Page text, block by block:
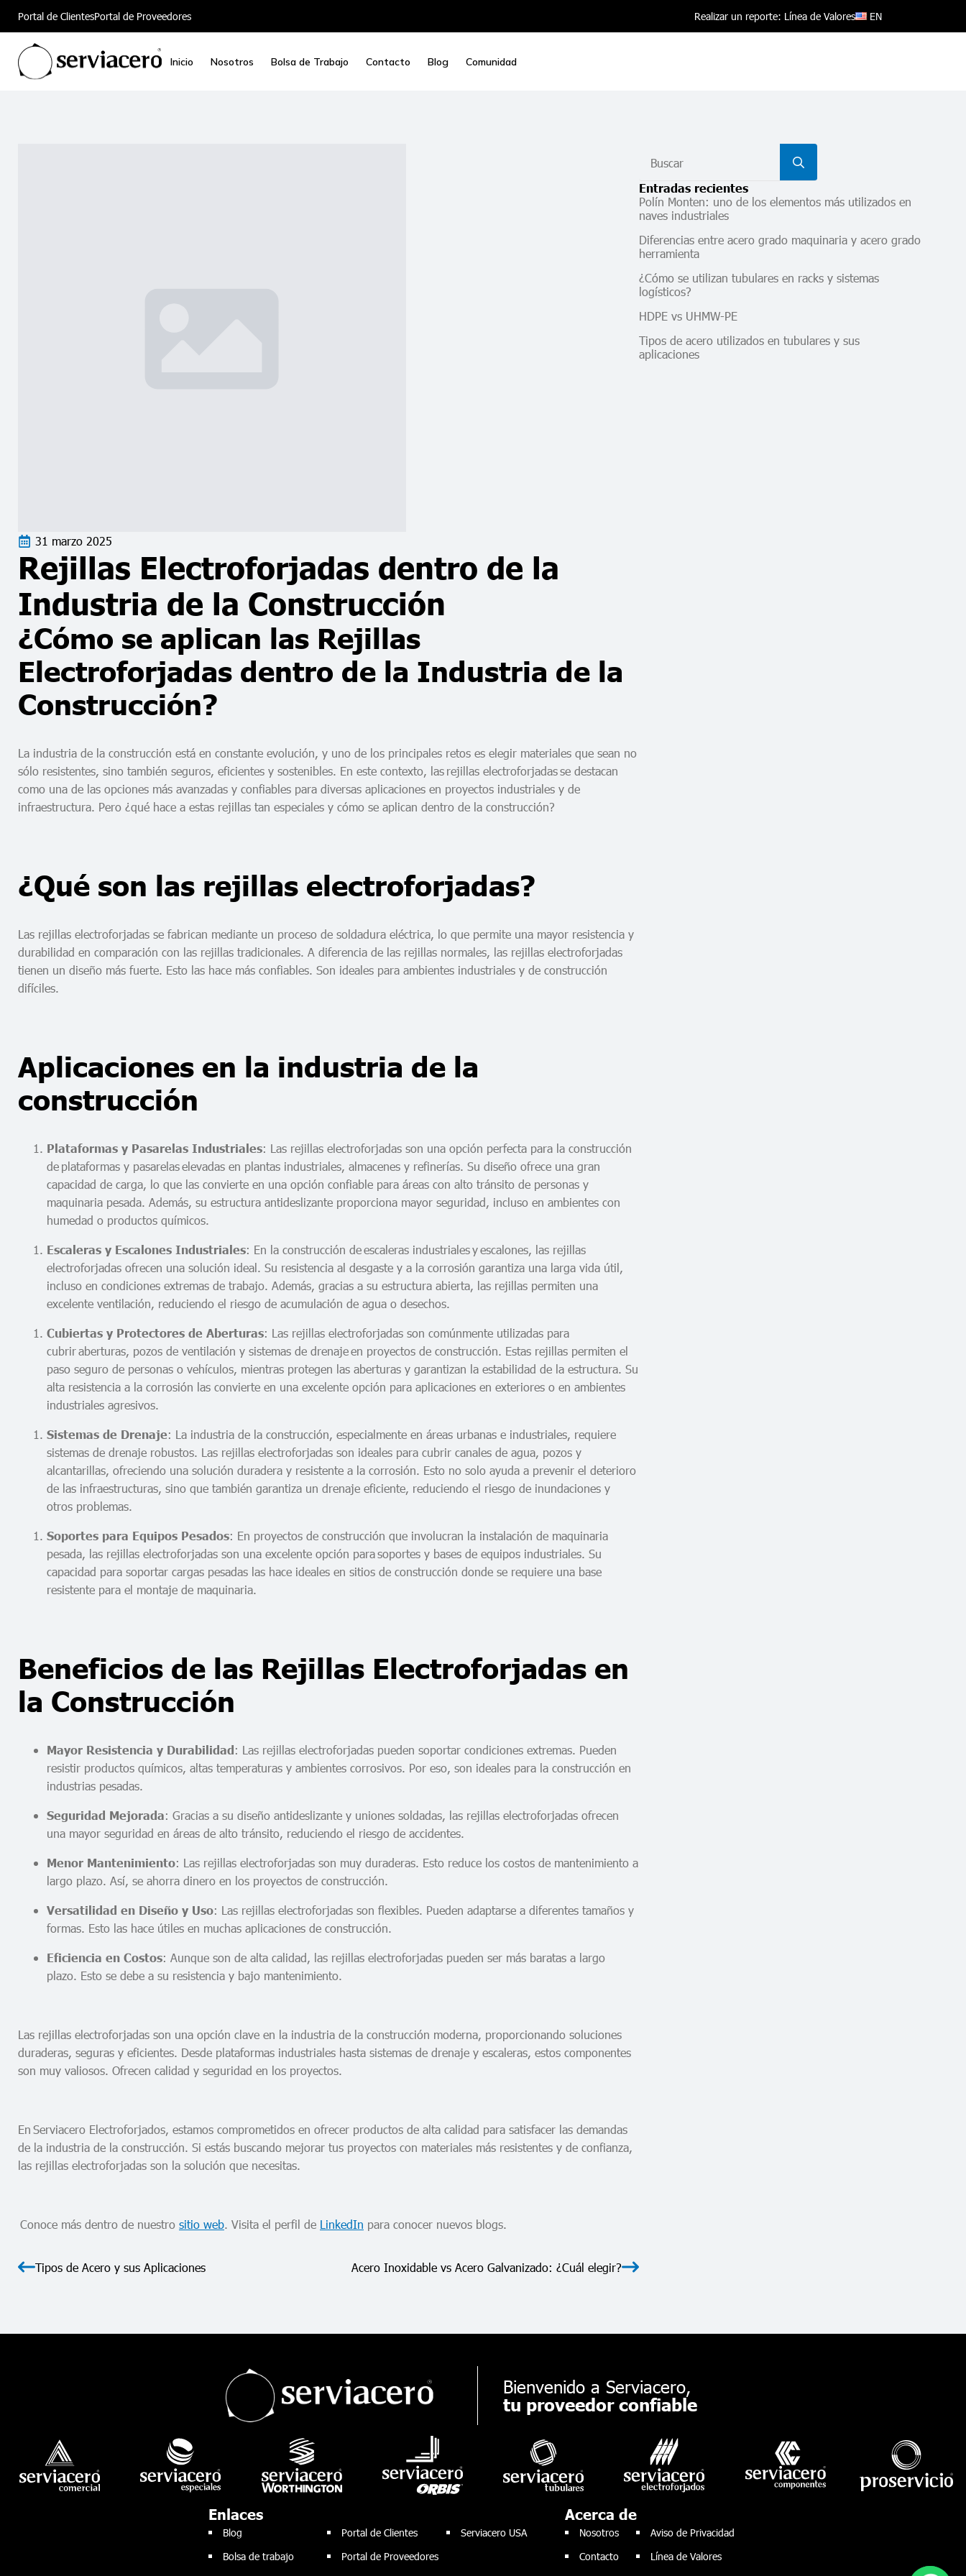
Portal de ClientesPortal de Proveedores Realizar un reporte: Línea de Valores EN
Inicio Nosotros Bolsa de Trabajo Contacto Blog Comunidad
31 marzo 2025
Rejillas Electroforjadas dentro de la
Industria de la Construcción
¿Cómo se aplican las Rejillas
Electroforjadas dentro de la Industria de la
Construcción?
La industria de la construcción está en constante evolución, y uno de los principales retos es elegir materiales que sean no
sólo resistentes, sino también seguros, eficientes y sostenibles. En este contexto, las rejillas electroforjadas se destacan
como una de las opciones más avanzadas y confiables para diversas aplicaciones en proyectos industriales y de
infraestructura. Pero ¿qué hace a estas rejillas tan especiales y cómo se aplican dentro de la construcción?
¿Qué son las rejillas electroforjadas?
Las rejillas electroforjadas se fabrican mediante un proceso de soldadura eléctrica, lo que permite una mayor resistencia y
durabilidad en comparación con las rejillas tradicionales. A diferencia de las rejillas normales, las rejillas electroforjadas
tienen un diseño más fuerte. Esto las hace más confiables. Son ideales para ambientes industriales y de construcción
difíciles.
Aplicaciones en la industria de la
construcción
Plataformas y Pasarelas Industriales: Las rejillas electroforjadas son una opción perfecta para la construcción
de plataformas y pasarelas elevadas en plantas industriales, almacenes y refinerías. Su diseño ofrece una gran
capacidad de carga, lo que las convierte en una opción confiable para áreas con alto tránsito de personas y
maquinaria pesada. Además, su estructura antideslizante proporciona mayor seguridad, incluso en ambientes con
humedad o productos químicos.
Escaleras y Escalones Industriales: En la construcción de escaleras industriales y escalones, las rejillas
electroforjadas ofrecen una solución ideal. Su resistencia al desgaste y a la corrosión garantiza una larga vida útil,
incluso en condiciones extremas de trabajo. Además, gracias a su estructura abierta, las rejillas permiten una
excelente ventilación, reduciendo el riesgo de acumulación de agua o desechos.
Cubiertas y Protectores de Aberturas: Las rejillas electroforjadas son comúnmente utilizadas para
cubrir aberturas, pozos de ventilación y sistemas de drenaje en proyectos de construcción. Estas rejillas permiten el
paso seguro de personas o vehículos, mientras protegen las aberturas y garantizan la estabilidad de la estructura. Su
alta resistencia a la corrosión las convierte en una excelente opción para aplicaciones en exteriores o en ambientes
industriales agresivos.
Sistemas de Drenaje: La industria de la construcción, especialmente en áreas urbanas e industriales, requiere
sistemas de drenaje robustos. Las rejillas electroforjadas son ideales para cubrir canales de agua, pozos y
alcantarillas, ofreciendo una solución duradera y resistente a la corrosión. Esto no solo ayuda a prevenir el deterioro
de las infraestructuras, sino que también garantiza un drenaje eficiente, reduciendo el riesgo de inundaciones y
otros problemas.
Soportes para Equipos Pesados: En proyectos de construcción que involucran la instalación de maquinaria
pesada, las rejillas electroforjadas son una excelente opción para soportes y bases de equipos industriales. Su
capacidad para soportar cargas pesadas las hace ideales en sitios de construcción donde se requiere una base
resistente para el montaje de maquinaria.
Beneficios de las Rejillas Electroforjadas en
la Construcción
Mayor Resistencia y Durabilidad: Las rejillas electroforjadas pueden soportar condiciones extremas. Pueden
resistir productos químicos, altas temperaturas y ambientes corrosivos. Por eso, son ideales para la construcción en
industrias pesadas.
Seguridad Mejorada: Gracias a su diseño antideslizante y uniones soldadas, las rejillas electroforjadas ofrecen
una mayor seguridad en áreas de alto tránsito, reduciendo el riesgo de accidentes.
Menor Mantenimiento: Las rejillas electroforjadas son muy duraderas. Esto reduce los costos de mantenimiento a
largo plazo. Así, se ahorra dinero en los proyectos de construcción.
Versatilidad en Diseño y Uso: Las rejillas electroforjadas son flexibles. Pueden adaptarse a diferentes tamaños y
formas. Esto las hace útiles en muchas aplicaciones de construcción.
Eficiencia en Costos: Aunque son de alta calidad, las rejillas electroforjadas pueden ser más baratas a largo
plazo. Esto se debe a su resistencia y bajo mantenimiento.
Las rejillas electroforjadas son una opción clave en la industria de la construcción moderna, proporcionando soluciones
duraderas, seguras y eficientes. Desde plataformas industriales hasta sistemas de drenaje y escaleras, estos componentes
son muy valiosos. Ofrecen calidad y seguridad en los proyectos.
En Serviacero Electroforjados, estamos comprometidos en ofrecer productos de alta calidad para satisfacer las demandas
de la industria de la construcción. Si estás buscando mejorar tus proyectos con materiales más resistentes y de confianza,
las rejillas electroforjadas son la solución que necesitas.
Conoce más dentro de nuestro sitio web. Visita el perfil de LinkedIn para conocer nuevos blogs.
Tipos de Acero y sus Aplicaciones Acero Inoxidable vs Acero Galvanizado: ¿Cuál elegir?
Entradas recientes
Polín Monten: uno de los elementos más utilizados en
naves industriales
Diferencias entre acero grado maquinaria y acero grado
herramienta
¿Cómo se utilizan tubulares en racks y sistemas
logísticos?
HDPE vs UHMW-PE
Tipos de acero utilizados en tubulares y sus
aplicaciones
Bienvenido a Serviacero,
tu proveedor confiable
Enlaces
Blog
Bolsa de trabajo
Portal de Clientes
Portal de Proveedores
Serviacero USA
Acerca de
Nosotros
Contacto
Aviso de Privacidad
Línea de Valores